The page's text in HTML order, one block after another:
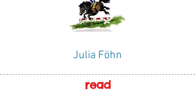
Julia Föhn
read